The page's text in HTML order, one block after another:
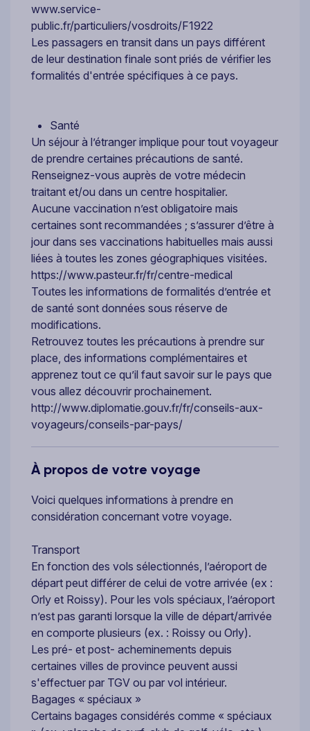
www.service-
public.fr/particuliers/vosdroits/F1922
Les passagers en transit dans un pays différent
de leur destination finale sont priés de vérifier les
formalités d'entrée spécifiques à ce pays.
Santé
Un séjour à l’étranger implique pour tout voyageur
de prendre certaines précautions de santé.
Renseignez-vous auprès de votre médecin
traitant et/ou dans un centre hospitalier.
Aucune vaccination n’est obligatoire mais
certaines sont recommandées ; s’assurer d’être à
jour dans ses vaccinations habituelles mais aussi
liées à toutes les zones géographiques visitées.
https://www.pasteur.fr/fr/centre-medical
Toutes les informations de formalités d’entrée et
de santé sont données sous réserve de
modifications.
Retrouvez toutes les précautions à prendre sur
place, des informations complémentaires et
apprenez tout ce qu’il faut savoir sur le pays que
vous allez découvrir prochainement.
http://www.diplomatie.gouv.fr/fr/conseils-aux-
voyageurs/conseils-par-pays/
À propos de votre voyage
Voici quelques informations à prendre en
considération concernant votre voyage.
Transport
En fonction des vols sélectionnés, l’aéroport de
départ peut différer de celui de votre arrivée (ex :
Orly et Roissy). Pour les vols spéciaux, l’aéroport
n’est pas garanti lorsque la ville de départ/arrivée
en comporte plusieurs (ex. : Roissy ou Orly).
Les pré- et post- acheminements depuis
certaines villes de province peuvent aussi
s'effectuer par TGV ou par vol intérieur.
Bagages « spéciaux »
Certains bagages considérés comme « spéciaux